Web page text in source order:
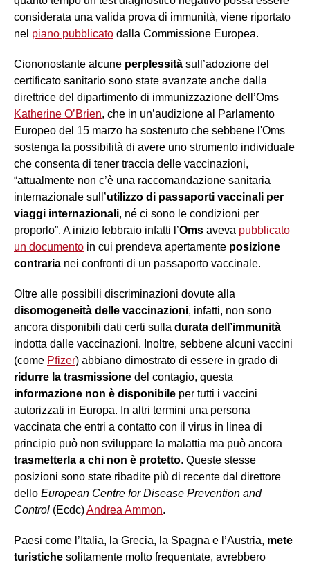
considerata una valida prova di immunità, viene riportato
nel piano pubblicato dalla Commissione Europea.
Ciononostante alcune perplessità sull’adozione del
certificato sanitario sono state avanzate anche dalla
direttrice del dipartimento di immunizzazione dell’Oms
Katherine O’Brien, che in un’audizione al Parlamento
Europeo del 15 marzo ha sostenuto che sebbene l'Oms
sostenga la possibilità di avere uno strumento individuale
che consenta di tener traccia delle vaccinazioni,
“attualmente non c’è una raccomandazione sanitaria
internazionale sull’utilizzo di passaporti vaccinali per
viaggi internazionali, né ci sono le condizioni per
proporlo”. A inizio febbraio infatti l’Oms aveva pubblicato
un documento in cui prendeva apertamente posizione
contraria nei confronti di un passaporto vaccinale.
Oltre alle possibili discriminazioni dovute alla
disomogeneità delle vaccinazioni, infatti, non sono
ancora disponibili dati certi sulla durata dell’immunità
indotta dalle vaccinazioni. Inoltre, sebbene alcuni vaccini
(come Pfizer) abbiano dimostrato di essere in grado di
ridurre la trasmissione del contagio, questa
informazione non è disponibile per tutti i vaccini
autorizzati in Europa. In altri termini una persona
vaccinata che entri a contatto con il virus in linea di
principio può non sviluppare la malattia ma può ancora
trasmetterla a chi non è protetto. Queste stesse
posizioni sono state ribadite più di recente dal direttore
dello European Centre for Disease Prevention and
Control (Ecdc)Andrea Ammon.
Paesi come l’Italia, la Grecia, la Spagna e l’Austria, mete
turistiche solitamente molto frequentate, avrebbero